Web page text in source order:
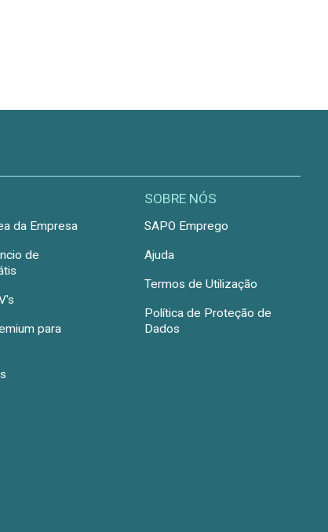
da Empresa
de
para
SOBRE NÓS
SAPO Emprego
Ajuda
Termos de Utilização
Política de Proteção de
Dados